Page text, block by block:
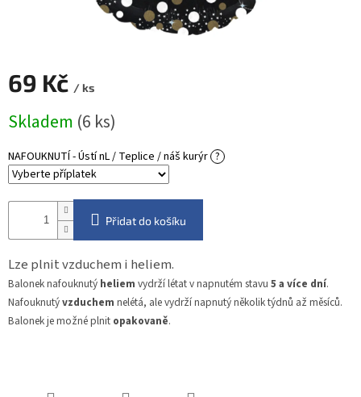
69 Kč / ks
cena:
Skladem (6 ks)
NAFOUKNUTÍ - Ústí nL / Teplice / náš kurýr ?
Přidat do košíku
Lze plnit vzduchem i heliem.
Balonek nafouknutý heliem vydrží létat v napnutém stavu 5 a více dní.
Nafouknutývzduchem nelétá, ale vydrží napnutý několik týdnů až měsíců.
Balonek je možné plnit opakovaně.